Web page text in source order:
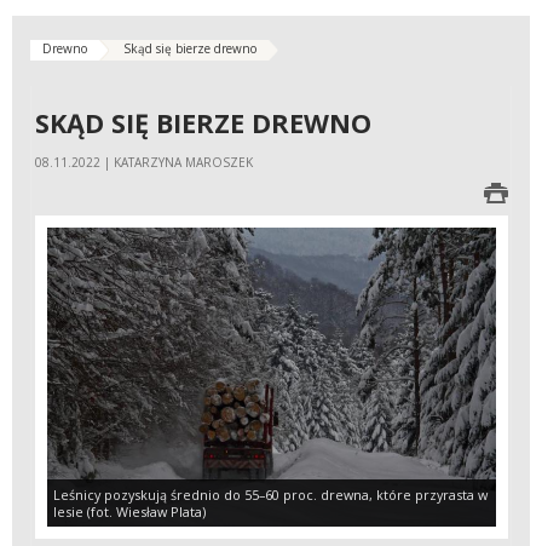
Drewno Skąd się bierze drewno
SKĄD SIĘ BIERZE DREWNO
08.11.2022 | KATARZYNA MAROSZEK
Leśnicy pozyskują średnio do 55–60 proc. drewna, które przyrasta w
lesie (fot. Wiesław Plata)